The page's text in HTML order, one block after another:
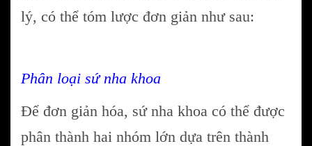
lý, có thể tóm lược đơn giản như sau:
Phân loại sứ nha khoa
Để đơn giản hóa, sứ nha khoa có thể được
phân thành hai nhóm lớn dựa trên thành